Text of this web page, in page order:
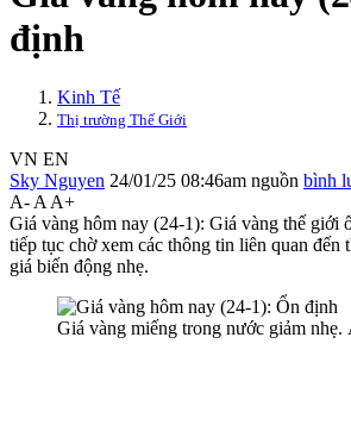
định
Kinh Tế
Thị trường Thế Giới
VN EN
Sky Nguyen 24/01/25 08:46am nguồn bình
A- A A+
Giá vàng hôm nay (24-1): Giá vàng thế giới
tiếp tục chờ xem các thông tin liên quan đến
giá biến động nhẹ.
Giá vàng miếng trong nước giảm